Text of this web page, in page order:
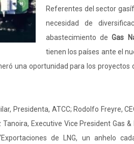
Referentes del sector
necesidad de
abastecimiento deGas
tienen los países ante el
una oportunidad para los proyectos
Presidenta, ATCC; Rodolfo Freyre,
Executive Vice President Gas
de LNG, un anhelo